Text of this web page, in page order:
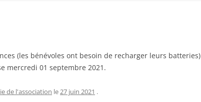
(les bénévoles ont besoin de recharger leurs batteries)
mercredi 01 septembre 2021.
de l'association le27 juin 2021 .